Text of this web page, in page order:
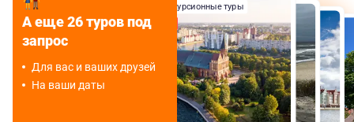
А еще 26 туров под
запрос
Для вас и ваших друзей
На ваши даты
Экскурсионные туры
Экскурсионные туры
Экскурсионные туры